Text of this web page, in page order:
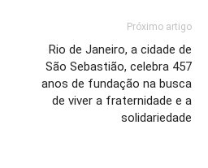
Próximo artigo
Rio de Janeiro, a cidade de
São Sebastião, celebra 457
anos de fundação na busca
de viver a fraternidade e a
solidariedade